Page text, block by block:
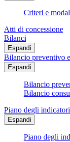
Criteri e
Atti di concessione
Bilanci
Espandi
Bilancio preventivo
Espandi
Bilancio
Bilancio
Piano degli
Espandi
Piano degli